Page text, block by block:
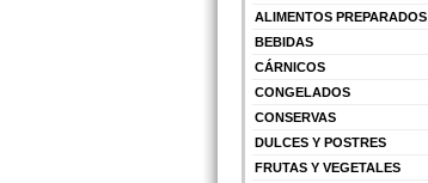
ALIMENTOS PREPARADOS
BEBIDAS
CÁRNICOS
CONGELADOS
CONSERVAS
DULCES Y POSTRES
FRUTAS Y VEGETALES